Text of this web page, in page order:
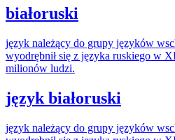
białoruski
język należący do grupy języków
wyodrębnił się z języka ruskiego w
milionów ludzi.
język białoruski
język należący do grupy języków